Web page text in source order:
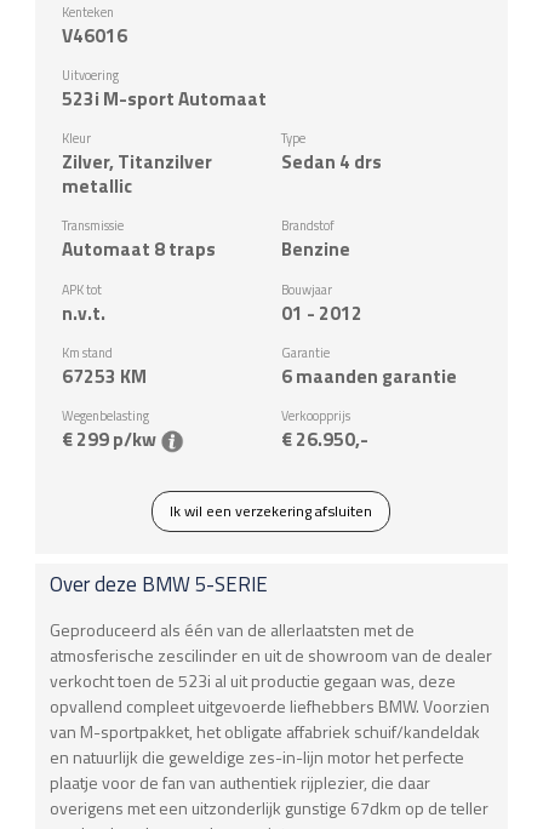
Kenteken
V46016
Uitvoering
523i M-sport Automaat
Kleur
Zilver, Titanzilver
metallic
Type
Sedan 4 drs
Transmissie
Automaat 8 traps
Brandstof
Benzine
APK tot
n.v.t.
Bouwjaar
01 - 2012
Km stand
67253 KM
Garantie
6 maanden garantie
Wegenbelasting
€ 299 p/kw
Verkoopprijs
€ 26.950,-
Ik wil een verzekering afsluiten
Over deze BMW5-SERIE
Geproduceerd als één van de allerlaatsten met de
atmosferische zescilinder en uit de showroom van de dealer
verkocht toen de 523i al uit productie gegaan was, deze
opvallend compleet uitgevoerde liefhebbers BMW. Voorzien
van M-sportpakket, het obligate affabriek schuif/kandeldak
en natuurlijk die geweldige zes-in-lijn motor het perfecte
plaatje voor de fan van authentiek rijplezier, die daar
overigens met een uitzonderlijk gunstige 67dkm op de teller